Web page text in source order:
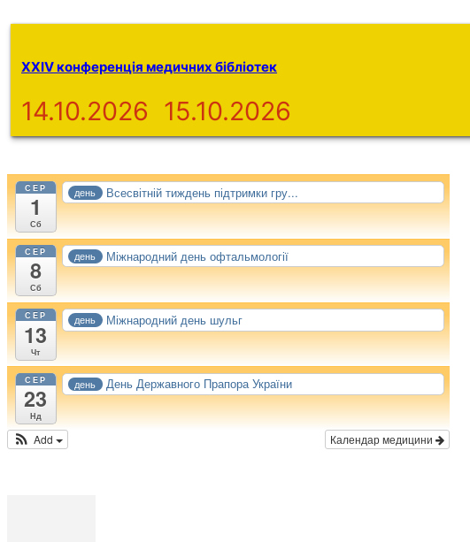
XXIV конференція медичних бібліотек
14.10.2026 15.10.2026
СЕР
1
Сб
день Всесвітній тиждень підтримки гру...
СЕР
8
Сб
день Міжнародний день офтальмології
СЕР
13
Чт
день Міжнародний день шульг
СЕР
23
Нд
день День Державного Прапора України
Календар медицини
Add